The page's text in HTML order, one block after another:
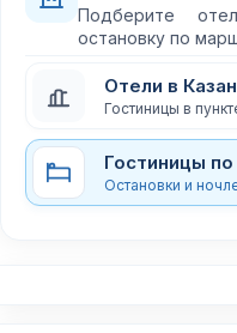
Подберите
остановку по
Отели в
Гостиницы в
Гостиницы
Остановки и